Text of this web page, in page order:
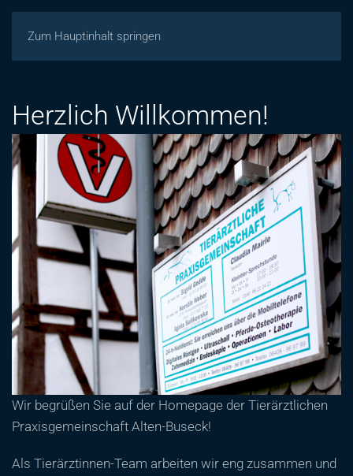
Zum Hauptinhalt springen
Herzlich Willkommen!
Wir begrüßen Sie auf der Homepage der Tierärztlichen
Praxisgemeinschaft Alten-Buseck!
Als Tierärztinnen-Team arbeiten wir eng zusammen und